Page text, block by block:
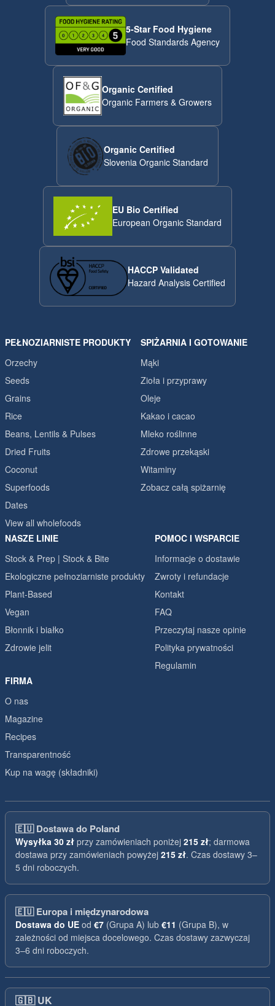
5-Star Food Hygiene
Food Standards Agency
Organic Certified
Organic Farmers & Growers
Organic Certified
Slovenia Organic Standard
EU Bio Certified
European Organic Standard
HACCP Validated
Hazard Analysis Certified
PEŁNOZIARNISTE PRODUKTY
Orzechy
Seeds
Grains
Rice
Beans, Lentils & Pulses
Dried Fruits
Coconut
Superfoods
Dates
View all wholefoods
SPIŻARNIA I GOTOWANIE
Mąki
Zioła i przyprawy
Oleje
Kakao i cacao
Mleko roślinne
Zdrowe przekąski
Witaminy
Zobacz całą spiżarnię
NASZE LINIE
Stock & Prep | Stock & Bite
Ekologiczne pełnoziarniste produkty
Plant-Based
Vegan
Błonnik i białko
Zdrowie jelit
POMOC I WSPARCIE
Informacje o dostawie
Zwroty i refundacje
Kontakt
FAQ
Przeczytaj nasze opinie
Polityka prywatności
Regulamin
FIRMA
O nas
Magazine
Recipes
Transparentność
Kup na wagę (składniki)
🇪🇺Dostawa do Poland
Wysyłka 30 zł przy zamówieniach poniżej 215 zł; darmowa
dostawa przy zamówieniach powyżej 215 zł. Czas dostawy 3–
5 dni roboczych.
🇪🇺Europa i międzynarodowa
Dostawa do UE od €7 (Grupa A) lub €11 (Grupa B), w
zależności od miejsca docelowego. Czas dostawy zazwyczaj
3–6 dni roboczych.
🇬🇧 UK